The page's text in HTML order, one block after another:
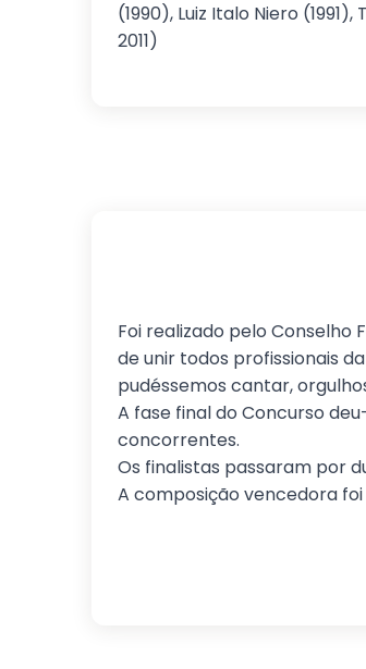
(1990), Luiz Italo Niero
2011)
Foi realizado pelo Conselho
de unir todos profissionais
pudéssemos cantar,
A fase final do Concurso
concorrentes.
Os finalistas passaram por
A composição vencedora